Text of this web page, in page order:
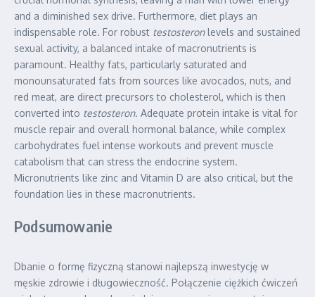
and a diminished sex drive. Furthermore, diet plays an
indispensable role. For robust testosteronlevels and sustained
sexual activity, a balanced intake of macronutrients is
paramount. Healthy fats, particularly saturated and
monounsaturated fats from sources like avocados, nuts, and
red meat, are direct precursors to cholesterol, which is then
converted into testosteron. Adequate protein intake is vital for
muscle repair and overall hormonal balance, while complex
carbohydrates fuel intense workouts and prevent muscle
catabolism that can stress the endocrine system.
Micronutrients like zinc and Vitamin D are also critical, but the
foundation lies in these macronutrients.
Podsumowanie
Dbanie o formę fizyczną stanowi najlepszą inwestycję w
męskie zdrowie i długowieczność. Połączenie ciężkich ćwiczeń